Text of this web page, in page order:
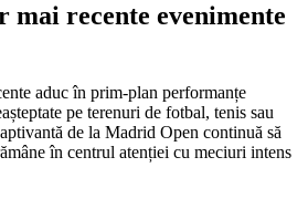
mai recente evenimente
aduc în prim-plan performanțe
pe terenuri de fotbal, tenis sau
de la Madrid Open continuă să
în centrul atenției cu meciuri intens